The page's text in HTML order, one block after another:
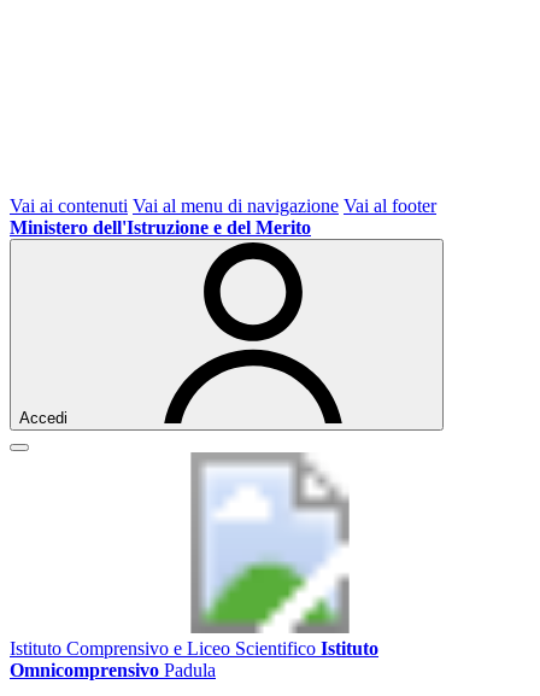
Vai ai contenuti Vai al menu di navigazione Vai al footer
Ministero dell'Istruzione e del Merito
Accedi
Istituto Comprensivo e Liceo Scientifico Istituto
Omnicomprensivo Padula